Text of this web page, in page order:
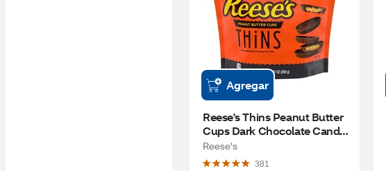
Agregar
Reese's Thins Peanut Butter
Cups Dark Chocolate Candy,
7.37 OZ
Reese's
381